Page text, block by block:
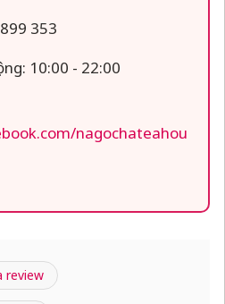
353
10:00 - 22:00
nagochateahou
review